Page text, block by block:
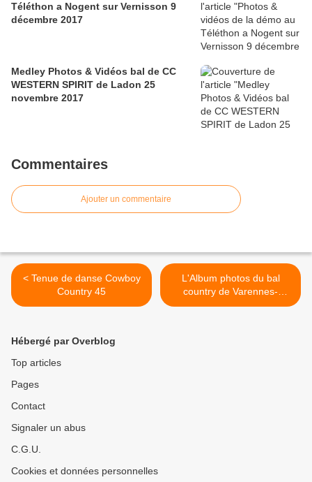
Téléthon a Nogent sur Vernisson 9
décembre 2017
Medley Photos & Vidéos bal de CC
WESTERN SPIRIT de Ladon 25
novembre 2017
Commentaires
Ajouter un commentaire
< Tenue de danse Cowboy
Country 45
L'Album photos du bal
country de Varennes-
Changy du 24 janvier 2015
Hébergé par Overblog
Top articles
Pages
Contact
Signaler un abus
C.G.U.
Cookies et données personnelles